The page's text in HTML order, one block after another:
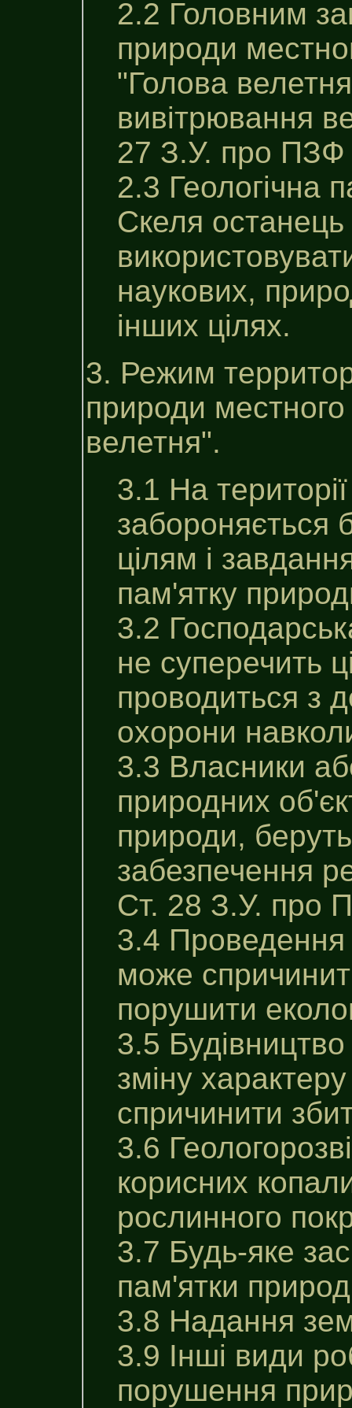
2.2 Головним
природи
"Голова
вивітрювання
27 З.У. про ПЗФ
2.3 Геологічна
Скеля
наукових,
інших цілях.
3. Режим
природи
велетня".
3.1 На
забороняється
цілям i
пам'ятку
3.2
не суперечить
проводиться з
охорони
3.3 Власники
природних
природи,
забезпечення
Ст. 28 З.У. про
3.4 Проведення
може
порушити
3.5
зміну
спричинити
3.6
корисних
рослинного
3.7 Будь-яке
пам'ятки
3.8 Надання
3.9 Інші види
порушення